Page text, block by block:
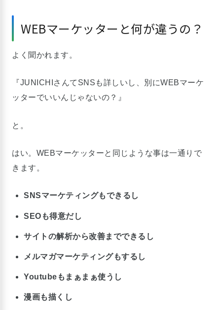
WEBマーケッターと何が違うの？
よく聞かれます。
『JUNICHIさんてSNSも詳しいし、別にWEBマーケ
ッターでいいんじゃないの？』
と。
はい。WEBマーケッターと同じような事は一通りで
きます。
SNSマーケティングもできるし
SEOも得意だし
サイトの解析から改善までできるし
メルマガマーケティングもするし
Youtubeもまぁまぁ使うし
漫画も描くし